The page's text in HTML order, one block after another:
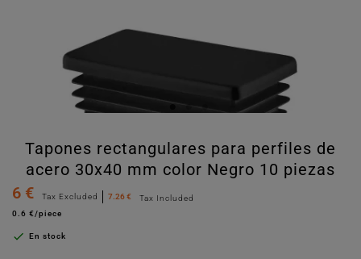
Tapones rectangulares para perfiles de
acero 30x40 mm color Negro 10 piezas
6 €
Tax Excluded 7.26 €
Tax Included
0.6 €/piece
 En stock